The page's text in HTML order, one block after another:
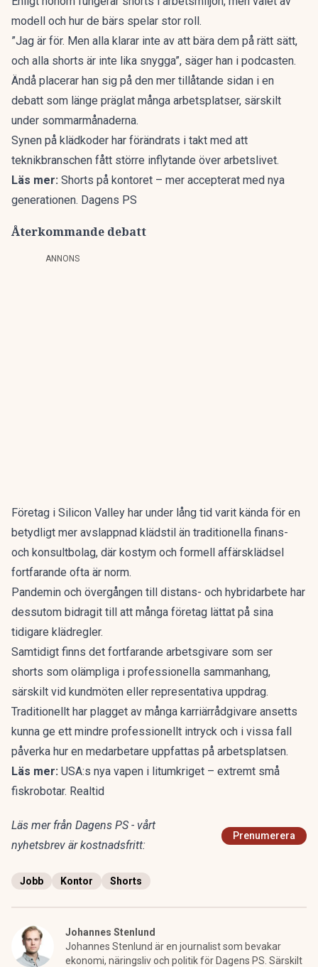
modell och hur de bärs spelar stor roll.
”Jag är för. Men alla klarar inte av att bära dem på rätt sätt,
och alla shorts är inte lika snygga”, säger han i podcasten.
Ändå placerar han sig på den mer tillåtande sidan i en
debatt som länge präglat många arbetsplatser, särskilt
under sommarmånaderna.
Synen på klädkoder har förändrats i takt med att
teknikbranschen fått större inflytande över arbetslivet.
Läs mer: Shorts på kontoret – mer accepterat med nya
generationen. Dagens PS
Återkommande debatt
ANNONS
Företag i Silicon Valley har under lång tid varit kända för en
betydligt mer avslappnad klädstil än traditionella finans-
och konsultbolag, där kostym och formell affärsklädsel
fortfarande ofta är norm.
Pandemin och övergången till distans- och hybridarbete har
dessutom bidragit till att många företag lättat på sina
tidigare klädregler.
Samtidigt finns det fortfarande arbetsgivare som ser
shorts som olämpliga i professionella sammanhang,
särskilt vid kundmöten eller representativa uppdrag.
Traditionellt har plagget av många karriärrådgivare ansetts
kunna ge ett mindre professionellt intryck och i vissa fall
påverka hur en medarbetare uppfattas på arbetsplatsen.
Läs mer: USA:s nya vapen i litumkriget – extremt små
fiskrobotar. Realtid
Läs mer från Dagens PS - vårt
nyhetsbrev är kostnadsfritt:
Prenumerera
Jobb Kontor Shorts
Johannes Stenlund
Johannes Stenlund är en journalist som bevakar
ekonomi, näringsliv och politik för Dagens PS. Särskilt